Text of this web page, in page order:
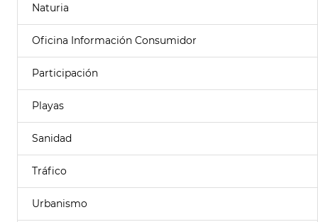
Naturia
Oficina Información Consumidor
Participación
Playas
Sanidad
Tráfico
Urbanismo